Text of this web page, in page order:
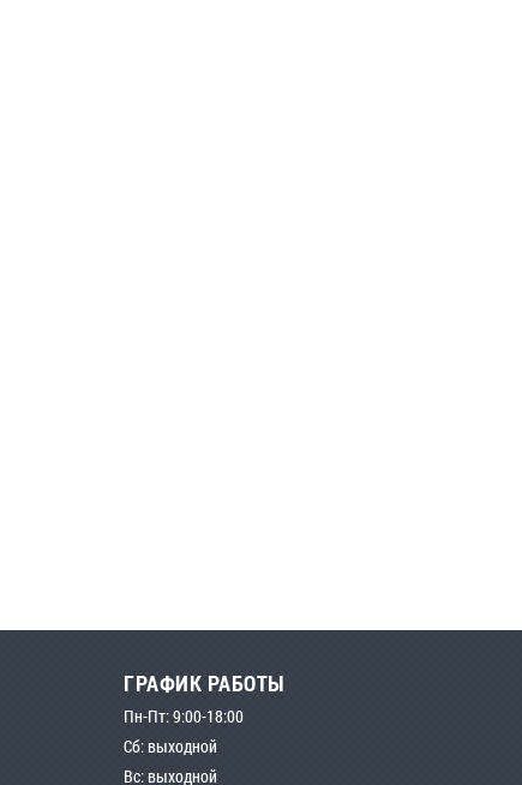
ГРАФИК РАБОТЫ
Пн-Пт: 9:00-18:00
Сб: выходной
Вс: выходной